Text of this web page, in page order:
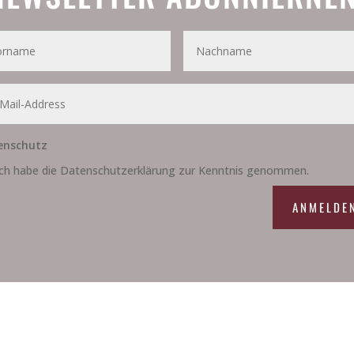
habe die Datenschutzerklärung zur Kenntnis genommen.